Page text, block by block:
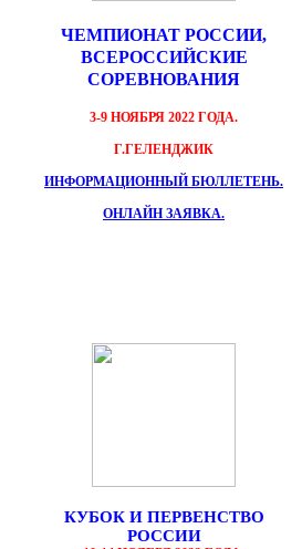
ЧЕМПИОНАТ РОССИИ,
ВСЕРОССИЙСКИЕ
СОРЕВНОВАНИЯ
3-9 НОЯБРЯ 2022 ГОДА.
Г.ГЕЛЕНДЖИК
ИНФОРМАЦИОННЫЙ БЮЛЛЕТЕНЬ.
ОНЛАЙН ЗАЯВКА.
КУБОК И ПЕРВЕНСТВО
РОССИИ